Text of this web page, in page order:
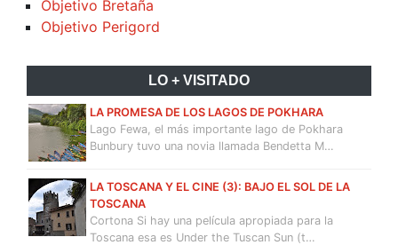
Objetivo Bretaña
Objetivo Perigord
LO + VISITADO
LA PROMESA DE LOS LAGOS DE POKHARA
Lago Fewa, el más importante lago de Pokhara
Bunbury tuvo una novia llamada Bendetta M…
LA TOSCANA Y EL CINE (3): BAJO EL SOL DE LA
TOSCANA
Cortona Si hay una película apropiada para la
Toscana esa es Under the Tuscan Sun (t…